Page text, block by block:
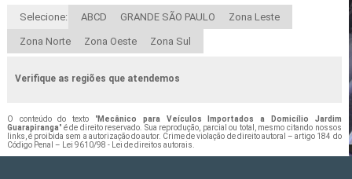
Selecione: ABCD GRANDE SÃO PAULO Zona Leste
Zona Norte Zona Oeste Zona Sul
Verifique as regiões que atendemos
O conteúdo do texto "Mecânico para Veículos Importados a Domicílio Jardim
Guarapiranga" é de direito reservado. Sua reprodução, parcial ou total, mesmo citando nossos
links, é proibida sem a autorização do autor. Crime de violação de direito autoral – artigo 184 do
Código Penal – Lei 9610/98 - Lei de direitos autorais.